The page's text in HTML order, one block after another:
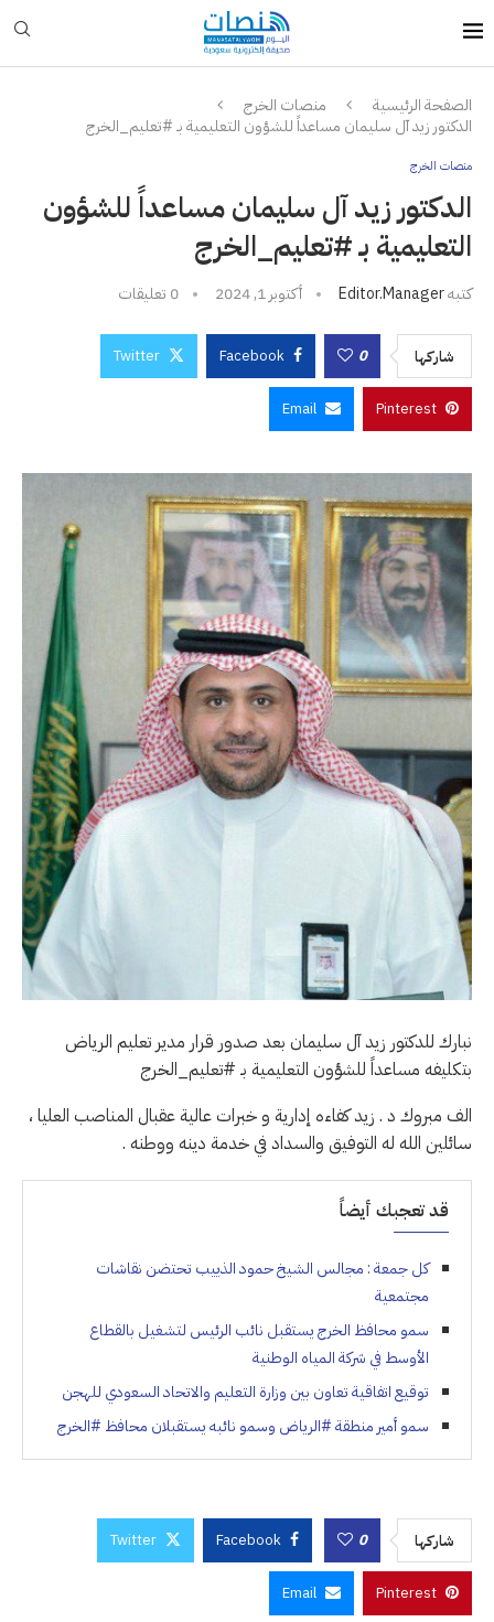
الصفحة الرئيسية
منصات الخرج
الدكتور زيد آل سليمان مساعداً للشؤون التعليمية بـ #تعليم_الخرج
منصات الخرج
الدكتور زيد آل سليمان مساعداً للشؤون
التعليمية بـ #تعليم_الخرج
كتبهEditor.manager أكتوبر 1, 2024 0 تعليقات
شاركها 0
Facebook
Twitter
Pinterest
Email
نبارك للدكتور زيد آل سليمان بعد صدور قرار مدير تعليم الرياض
بتكليفه مساعداً للشؤون التعليمية بـ #تعليم_الخرج
الف مبروك د . زيد كفاءه إدارية و خبرات عالية عقبال المناصب العليا ،
سائلين الله له التوفيق والسداد في خدمة دينه ووطنه .
قد تعجبك أيضاً
كل جمعة : مجالس الشيخ حمود الذييب تحتضن نقاشات
مجتمعية
سمو محافظ الخرج يستقبل نائب الرئيس لتشغيل بالقطاع
الأوسط في شركة المياه الوطنية
توقيع اتفاقية تعاون بين وزارة التعليم والاتحاد السعودي للهجن
‏سمو أمير منطقة ⁧‫#الرياض‬⁩ وسمو نائبه يستقبلان محافظ ⁧‫#الخرج‬⁩
شاركها 0
Facebook
Twitter
Pinterest
Email